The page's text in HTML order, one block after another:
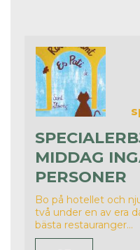
MIDDAG
PERSONER
Bo på hotellet och
två under en av era
bästa restauranger...